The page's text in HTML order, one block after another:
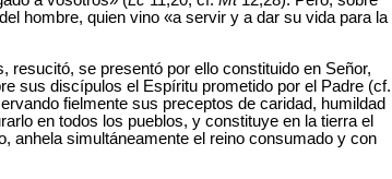
hombre, quien vino «a servir y a dar su vida para la
se presentó por ello constituido en Señor,
sus discípulos el Espíritu prometido por el Padre (cf.
fielmente sus preceptos de caridad, humildad
en todos los pueblos, y constituye en la tierra el
anhela simultáneamente el reino consumado y con